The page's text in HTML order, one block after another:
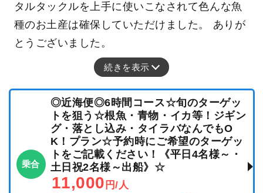
タルタックルを上手に使いこなされて色んな魚
種のお土産は確保していただけました。 ありが
とうございました。
続きを表示
乗合
◎近海便◎6時間コース☆旬のターゲッ
トを狙う☆根魚・青物・イカ等！ジギン
グ・落とし込み・タイラバなんでもO
K！プラン☆予約時にご希望のターゲッ
トをご記載ください！《平日4名様～・
土日祝2名様～出船》☆
11,000 円/人